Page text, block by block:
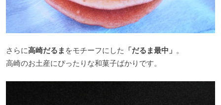
さらに高崎だるま をモチーフにした 「だるま最中」 。
高崎のお土産にぴったりな和菓子ばかりです。